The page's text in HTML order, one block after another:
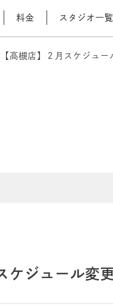
料金 スタジオ一覧
【高槻店】２月スケジュ
ケジュール変